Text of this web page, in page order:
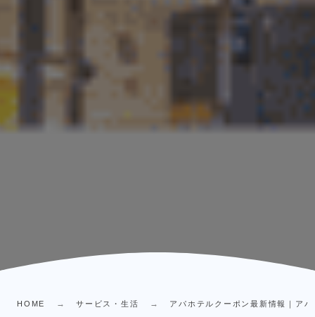
HOME サービス・生活 アパホテルクーポン最新情報｜ア